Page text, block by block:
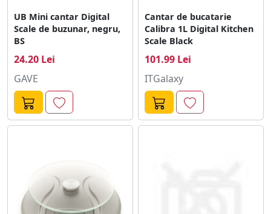
UB Mini cantar Digital
Scale de buzunar, negru,
BS
24.20 Lei
GAVE
Cantar de bucatarie
Calibra 1L Digital Kitchen
Scale Black
101.99 Lei
ITGalaxy